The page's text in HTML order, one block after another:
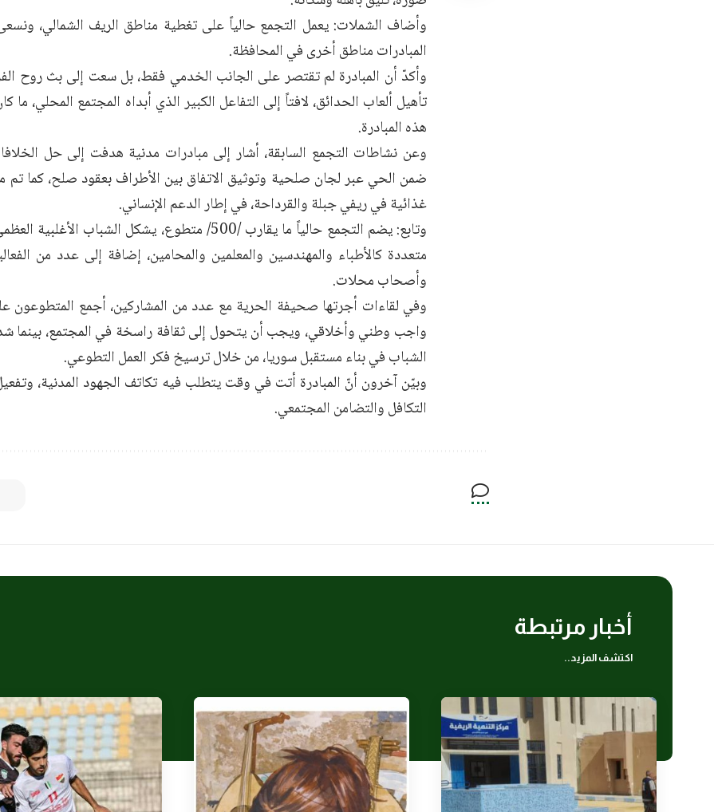
وأضاف الشملات: يعمل التجمع حالياً على تغطية مناطق الريف الشمالي،
المبادرات مناطق أخرى في المحافظة.
وأكدّ أن المبادرة لم تقتصر على الجانب الخدمي فقط، بل سعت إلى بث روح
تأهيل ألعاب الحدائق، لافتاً إلى التفاعل الكبير الذي أبداه المجتمع المحلي، ما
هذه المبادرة.
وعن نشاطات التجمع السابقة، أشار إلى مبادرات مدنية هدفت إلى حل
غذائية في ريفي جبلة والقرداحة، في إطار الدعم الإنساني.
وتابع: يضم التجمع حالياً ما يقارب /500/ متطوع، يشكل
متعددة كالأطباء والمهندسين والمعلمين والمحامين، إضافة إلى عدد من
وأصحاب محلات.
وفي لقاءات أجرتها صحيفة الحرية مع عدد من المشاركين، أجمع المتطوعون
واجب وطني وأخلاقي، ويجب أن يتحول إلى ثقافة راسخة في المجتمع، بينما
الشباب في بناء مستقبل سوريا، من خلال ترسيخ فكر العمل التطوعي.
وبيّن آخرون أنّ المبادرة أتت في وقت يتطلب فيه تكاتف الجهود المدنية،
التكافل والتضامن المجتمعي.
أخبار مرتبطة
اكتشف المزيد..